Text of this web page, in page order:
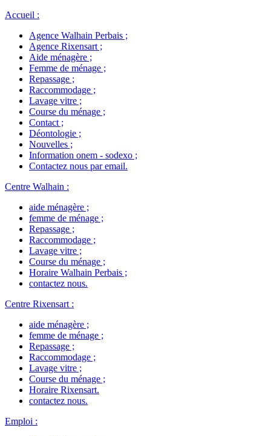
Accueil :
Agence Walhain Perbais ;
Agence Rixensart ;
Aide ménagère ;
Femme de ménage ;
Repassage ;
Raccommodage ;
Lavage vitre ;
Course du ménage ;
Contact ;
Déontologie ;
Nouvelles ;
Information onem - sodexo ;
Contactez nous par email.
Centre Walhain :
aide ménagère ;
femme de ménage ;
Repassage ;
Raccommodage ;
Lavage vitre ;
Course du ménage ;
Horaire Walhain Perbais ;
contactez nous.
Centre Rixensart :
aide ménagère ;
femme de ménage ;
Repassage ;
Raccommodage ;
Lavage vitre ;
Course du ménage ;
Horaire Rixensart.
contactez nous.
Emploi :